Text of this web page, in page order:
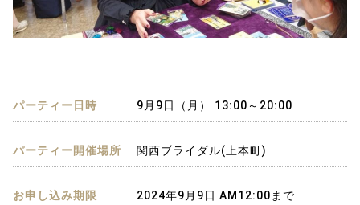
パーティー日時 9月9日（月） 13:00～20:00
パーティー開催場所 関西ブライダル(上本町)
お申し込み期限 2024年9月9日 AM12:00まで